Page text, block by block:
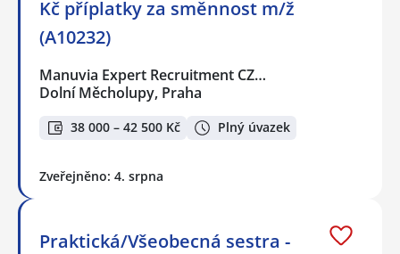
Kč příplatky za směnnost m/ž
(A10232)
Manuvia Expert Recruitment CZ…
Dolní Měcholupy, Praha
38 000 – 42 500 Kč Plný úvazek
Zveřejněno: 4. srpna
Praktická/Všeobecná sestra -